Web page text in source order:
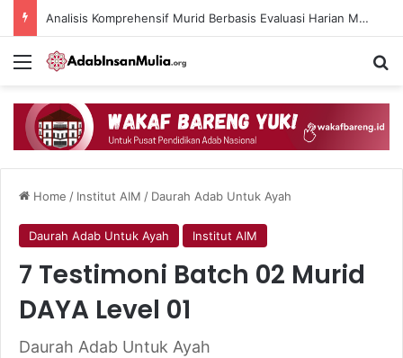
Analisis Komprehensif Murid Berbasis Evaluasi Harian Muaddib dan Teknologi AI
Menu
Home / Institut AIM / Daurah Adab Untuk Ayah
Daurah Adab Untuk Ayah Institut AIM
7 Testimoni Batch 02 Murid
DAYA Level 01
Daurah Adab Untuk Ayah